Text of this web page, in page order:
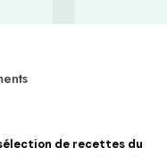
de recettes du